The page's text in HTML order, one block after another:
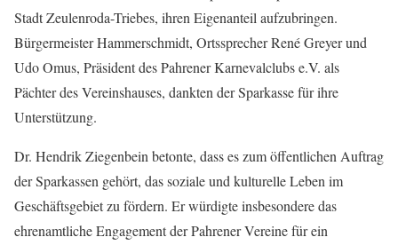
Stadt Zeulenroda-Triebes, ihren Eigenanteil aufzubringen.
Bürgermeister Hammerschmidt, Ortssprecher René Greyer und
Udo Omus, Präsident des Pahrener Karnevalclubs e.V. als
Pächter des Vereinshauses, dankten der Sparkasse für ihre
Unterstützung.
Dr. Hendrik Ziegenbein betonte, dass es zum öffentlichen Auftrag
der Sparkassen gehört, das soziale und kulturelle Leben im
Geschäftsgebiet zu fördern. Er würdigte insbesondere das
ehrenamtliche Engagement der Pahrener Vereine für ein